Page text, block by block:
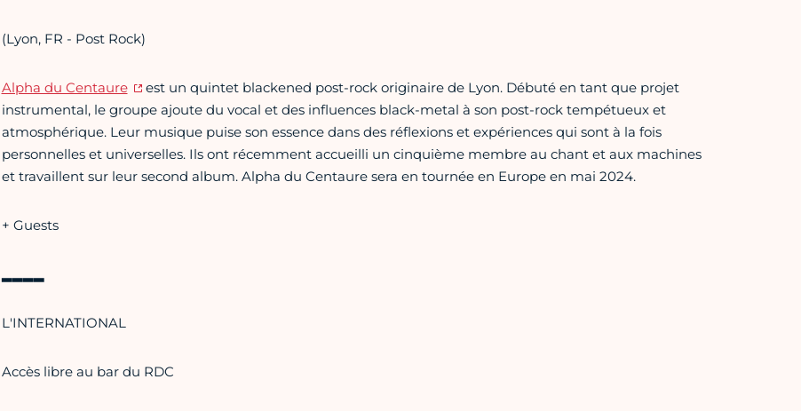
(Lyon, FR - Post Rock)
Alpha du Centaure
est un quintet blackened post-rock originaire de Lyon. Débuté en tant que projet
instrumental, le groupe ajoute du vocal et des influences black-metal à son post-rock tempétueux et
atmosphérique. Leur musique puise son essence dans des réflexions et expériences qui sont à la fois
personnelles et universelles. Ils ont récemment accueilli un cinquième membre au chant et aux machines
et travaillent sur leur second album. Alpha du Centaure sera en tournée en Europe en mai 2024.
+ Guests
▂▂▂▂
L'INTERNATIONAL
Accès libre au bar du RDC